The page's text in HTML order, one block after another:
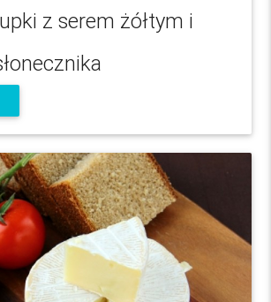
z serem żółtym i